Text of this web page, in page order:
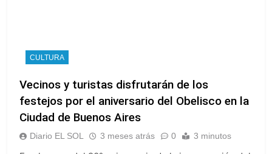
CULTURA
Vecinos y turistas disfrutarán de los
festejos por el aniversario del Obelisco en la
Ciudad de Buenos Aires
Diario EL SOL 3 meses atrás 0 3 minutos